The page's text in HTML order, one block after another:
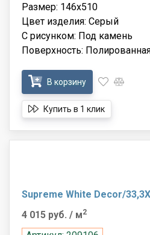
Размер: 146x510
Цвет изделия: Серый
С рисунком: Под камень
Поверхность:
В корзину
Купить в 1 клик
Supreme White Decor/
4 015 руб. / м2